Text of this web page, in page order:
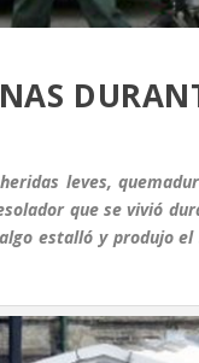
leves,
que se vivió
estalló y produjo